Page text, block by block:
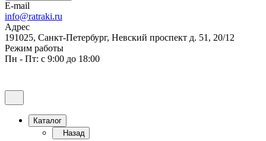
E-mail
info@ratraki.ru
Адрес
191025, Санкт-Петербург, Невский проспект д. 51, 20/12
Режим работы
Пн - Пт: с 9:00 до 18:00
Каталог
Назад